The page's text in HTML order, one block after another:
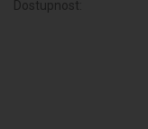
Dostupnost: